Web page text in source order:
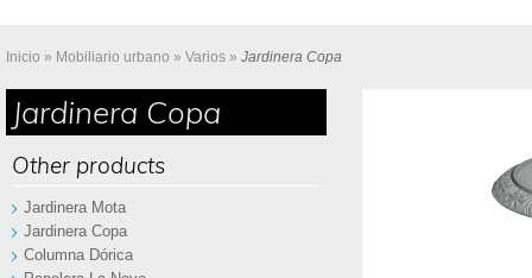
Inicio » Mobiliario urbano » Varios » Jardinera Copa
Jardinera Copa
Other products
Jardinera Mota
Jardinera Copa
Columna Dórica